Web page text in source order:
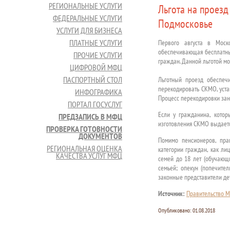
РЕГИОНАЛЬНЫЕ УСЛУГИ
ФЕДЕРАЛЬНЫЕ УСЛУГИ
УСЛУГИ ДЛЯ БИЗНЕСА
ПЛАТНЫЕ УСЛУГИ
ПРОЧИЕ УСЛУГИ
ЦИФРОВОЙ МФЦ
ПАСПОРТНЫЙ СТОЛ
ИНФОГРАФИКА
ПОРТАЛ ГОСУСЛУГ
ПРЕДЗАПИСЬ В МФЦ
ПРОВЕРКА ГОТОВНОСТИ
ДОКУМЕНТОВ
РЕГИОНАЛЬНАЯ ОЦЕНКА
КАЧЕСТВА УСЛУГ МФЦ
Льгота на
Подмосковье
Первого августа в
обеспечивающая
граждан. Данной льготой
Льготный проезд
перекодировать СКМО,
Процесс перекодировки
Если у гражданина,
изготовления СКМО
Помимо пенсионеров,
категории граждан, как
семей до 18 лет
семьей; опекун
законные представители
Источник: Правительство
Опубликовано: 01.08.2018